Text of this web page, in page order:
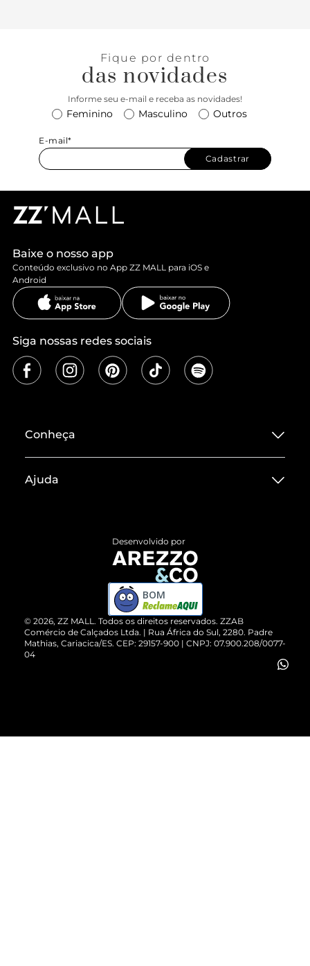
Fique por dentro
das novidades
Informe seu e-mail e receba as novidades!
Feminino Masculino Outros
E-mail*
Cadastrar
Baixe o nosso app
Conteúdo exclusivo no App ZZ MALL para iOS e
Android
Siga nossas redes sociais
Conheça
Termos de Uso
ZZ MALL é confiável
Cartão Presente
Vendas Corporativas
Ajuda
Devolução do Produto
Compre pelo WhatsApp
© 2026, ZZ MALL. Todos os direitos reservados. ZZAB
Comércio de Calçados Ltda. | Rua África do Sul, 2280. Padre
Mathias, Cariacica/ES. CEP: 29157-900 | CNPJ: 07.900.208/0077-
04
Desenvolvido por
BOM